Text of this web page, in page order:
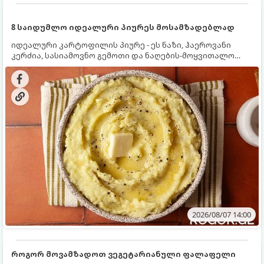
8 საიდუმლო იდეალური პიურეს მოსამზადებლად
იდეალური კარტოფილის პიურე - ეს ნაზი, ჰაეროვანი
კერძია, სასიამოვნო გემოთი და ნაღების-მოყვითალო
ფერით. მისი მომზადება ძალიან მარტივია, მაგრამ
არსებობს რამდენიმე საიდუმლო, რომლებიც უნდა
იცოდეთ, რომ პიურე იდეალურად გემრიელი გამოვიდეს.
2026/08/07 14:00
როგორ მოვამზადოთ ვეგეტარიანული ფალაფელი